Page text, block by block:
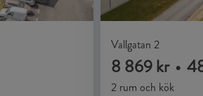
Vallgatan 2
8 869 kr •
2 rum och kök